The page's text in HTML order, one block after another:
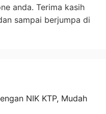
anda. Terima kasih
sampai berjumpa di
NIK KTP, Mudah